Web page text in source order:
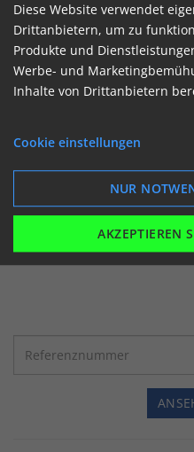
STYRKONTAKT UNIVERSAL
Universal
Diese Website verwendet
Drittanbietern, um zu
Produkte und
Werbe- und
Inhalte von Drittanbietern
Cookie einstellungen
NUR
AKZEPTIEREN